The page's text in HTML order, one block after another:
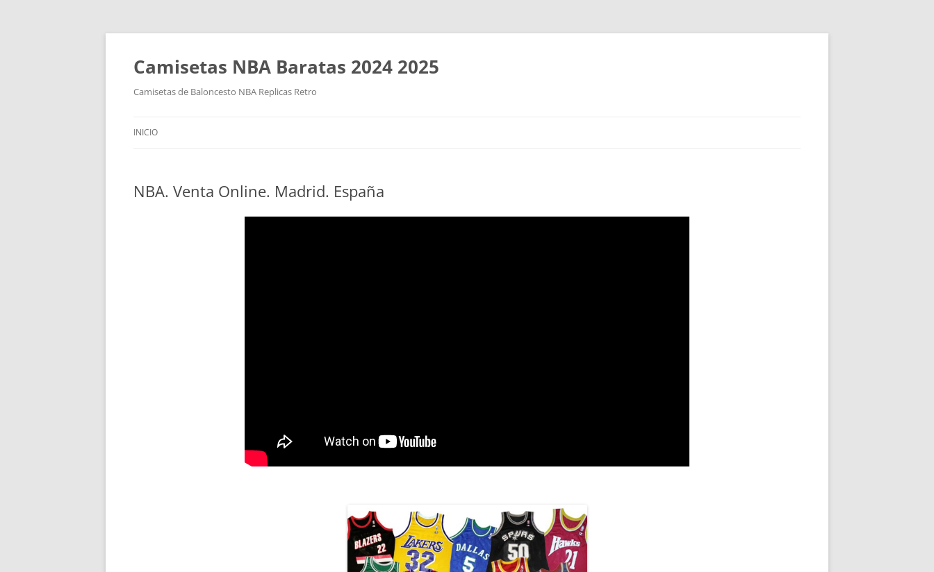
Camisetas NBA Baratas 2024 2025
Camisetas de Baloncesto NBA Replicas Retro
INICIO
NBA. Venta Online. Madrid. España